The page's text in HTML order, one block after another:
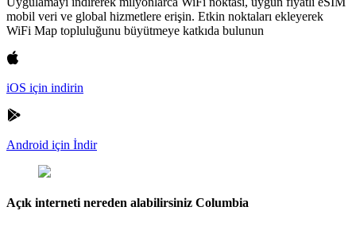
mobil veri ve global hizmetlere erişin. Etkin noktaları ekleyerek
WiFi Map topluluğunu büyütmeye katkıda bulunun
iOS için indirin
Android için İndir
Açık interneti nereden alabilirsiniz Columbia